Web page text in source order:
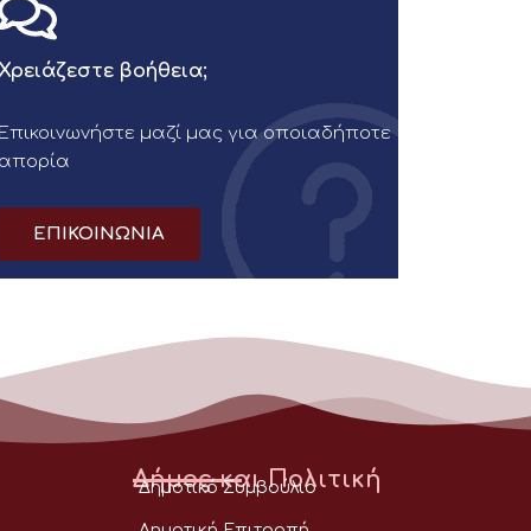
Χρειάζεστε βοήθεια;
Επικοινωνήστε μαζί μας για οποιαδήποτε
απορία
ΕΠΙΚΟΙΝΩΝΙΑ
Δήμος και Πολιτική
Δημοτικό Συμβούλιο